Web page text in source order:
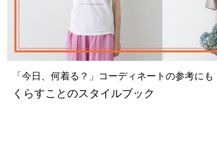
「今日、何着る？」コーディネートの参考にも
くらすことのスタイルブック